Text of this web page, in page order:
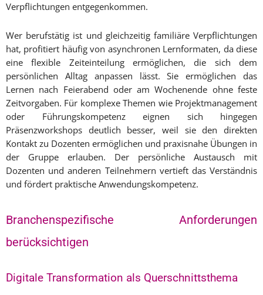
Verpflichtungen entgegenkommen.
Wer berufstätig ist und gleichzeitig familiäre Verpflichtungen
hat, profitiert häufig von asynchronen Lernformaten, da diese
eine flexible Zeiteinteilung ermöglichen, die sich dem
persönlichen Alltag anpassen lässt. Sie ermöglichen das
Lernen nach Feierabend oder am Wochenende ohne feste
Zeitvorgaben. Für komplexe Themen wie Projektmanagement
oder Führungskompetenz eignen sich hingegen
Präsenzworkshops deutlich besser, weil sie den direkten
Kontakt zu Dozenten ermöglichen und praxisnahe Übungen in
der Gruppe erlauben. Der persönliche Austausch mit
Dozenten und anderen Teilnehmern vertieft das Verständnis
und fördert praktische Anwendungskompetenz.
Branchenspezifische Anforderungen
berücksichtigen
Digitale Transformation als Querschnittsthema